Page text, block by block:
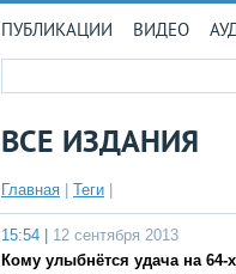
ПУБЛИКАЦИИ ВИДЕО
ВСЕ ИЗДАНИЯ
Главная Теги
15:54 |
12 сентября 2013
Кому улыбнётся удача на 64-